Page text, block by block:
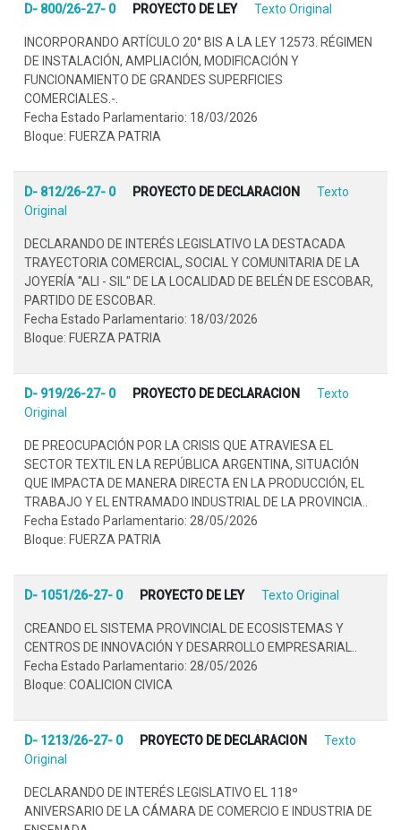
D- 800/26-27- 0 PROYECTO DE LEY Texto Original
INCORPORANDO ARTÍCULO 20° BIS A LA LEY 12573. RÉGIMEN
DE INSTALACIÓN, AMPLIACIÓN, MODIFICACIÓN Y
FUNCIONAMIENTO DE GRANDES SUPERFICIES
COMERCIALES.-.
Fecha Estado Parlamentario: 18/03/2026
Bloque: FUERZA PATRIA
D- 812/26-27- 0 PROYECTO DE DECLARACION
Texto
Original
DECLARANDO DE INTERÉS LEGISLATIVO LA DESTACADA
TRAYECTORIA COMERCIAL, SOCIAL Y COMUNITARIA DE LA
JOYERÍA "ALI - SIL" DE LA LOCALIDAD DE BELÉN DE ESCOBAR,
PARTIDO DE ESCOBAR.
Fecha Estado Parlamentario: 18/03/2026
Bloque: FUERZA PATRIA
D- 919/26-27- 0 PROYECTO DE DECLARACION
Texto
Original
DE PREOCUPACIÓN POR LA CRISIS QUE ATRAVIESA EL
SECTOR TEXTIL EN LA REPÚBLICA ARGENTINA, SITUACIÓN
QUE IMPACTA DE MANERA DIRECTA EN LA PRODUCCIÓN, EL
TRABAJO Y EL ENTRAMADO INDUSTRIAL DE LA PROVINCIA..
Fecha Estado Parlamentario: 28/05/2026
Bloque: FUERZA PATRIA
D- 1051/26-27- 0 PROYECTO DE LEY Texto Original
CREANDO EL SISTEMA PROVINCIAL DE ECOSISTEMAS Y
CENTROS DE INNOVACIÓN Y DESARROLLO EMPRESARIAL..
Fecha Estado Parlamentario: 28/05/2026
Bloque: COALICION CIVICA
D- 1213/26-27- 0 PROYECTO DE DECLARACION
Texto
Original
DECLARANDO DE INTERÉS LEGISLATIVO EL 118º
ANIVERSARIO DE LA CÁMARA DE COMERCIO E INDUSTRIA DE